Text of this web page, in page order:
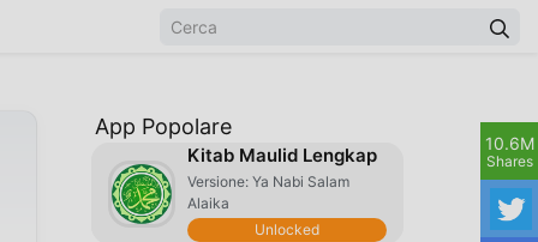
App Popolare
Kitab Maulid Lengkap
Versione: Ya Nabi Salam
Alaika
Unlocked
10.6M
Shares